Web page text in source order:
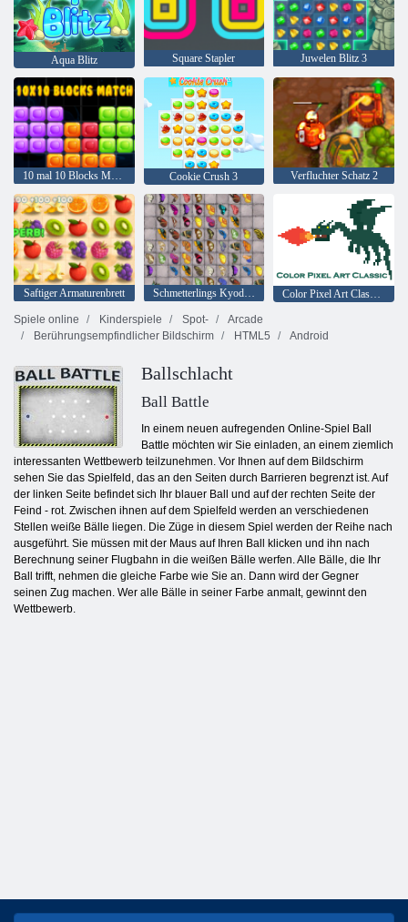
Aqua Blitz Square Stapler Juwelen Blitz 3
10 mal 10 Blocks Match Cookie Crush 3 Verfluchter Schatz 2
Saftiger Armaturenbrett Schmetterlings Kyodai HD
Color Pixel Art Classic Classic
Spiele online
Kinderspiele Spot-
Arcade
Berührungsempfindlicher Bildschirm
HTML5 Android
Ballschlacht
Ball Battle
In einem neuen aufregenden Online-Spiel Ball
Battle möchten wir Sie einladen, an einem ziemlich
interessanten Wettbewerb teilzunehmen. Vor Ihnen auf dem Bildschirm
sehen Sie das Spielfeld, das an den Seiten durch Barrieren begrenzt ist. Auf
der linken Seite befindet sich Ihr blauer Ball und auf der rechten Seite der
Feind - rot. Zwischen ihnen auf dem Spielfeld werden an verschiedenen
Stellen weiße Bälle liegen. Die Züge in diesem Spiel werden der Reihe nach
ausgeführt. Sie müssen mit der Maus auf Ihren Ball klicken und ihn nach
Berechnung seiner Flugbahn in die weißen Bälle werfen. Alle Bälle, die Ihr
Ball trifft, nehmen die gleiche Farbe wie Sie an. Dann wird der Gegner
seinen Zug machen. Wer alle Bälle in seiner Farbe anmalt, gewinnt den
Wettbewerb.